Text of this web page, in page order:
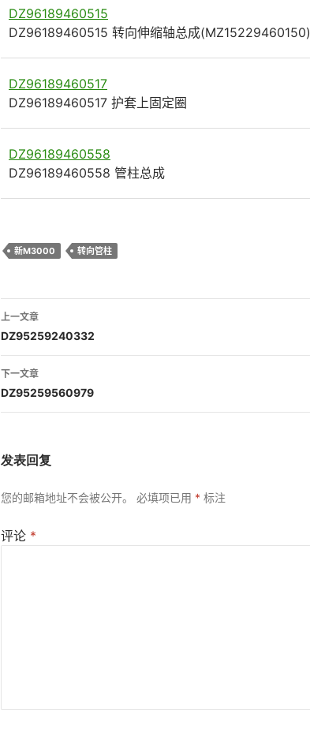
DZ96189460515
DZ96189460515 转向伸缩轴总成
DZ96189460517
DZ96189460517 护套上固定圈
DZ96189460558
DZ96189460558 管柱总成
新M3000 转向管柱
文
章
导
航
上一文章
DZ95259240332
下一文章
DZ95259560979
发表回复
您的邮箱地址不会被公开。 必填项已用 * 标注
评论 *